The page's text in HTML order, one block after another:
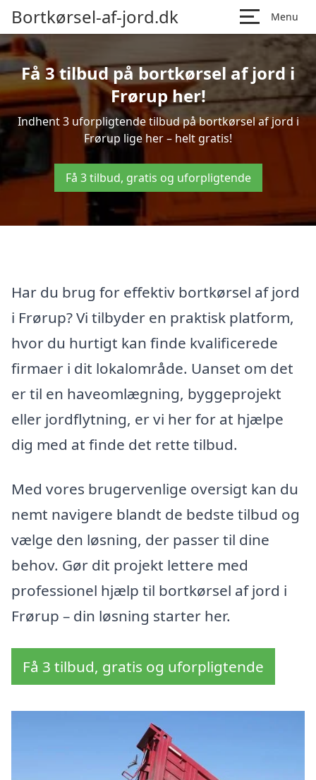
Bortkørsel-af-jord.dk Menu
Få 3 tilbud på bortkørsel af jord i
Frørup her!
Indhent 3 uforpligtende tilbud på bortkørsel af jord i
Frørup lige her – helt gratis!
Få 3 tilbud, gratis og uforpligtende
Har du brug for effektiv bortkørsel af jord
i Frørup? Vi tilbyder en praktisk platform,
hvor du hurtigt kan finde kvalificerede
firmaer i dit lokalområde. Uanset om det
er til en haveomlægning, byggeprojekt
eller jordflytning, er vi her for at hjælpe
dig med at finde det rette tilbud.
Med vores brugervenlige oversigt kan du
nemt navigere blandt de bedste tilbud og
vælge den løsning, der passer til dine
behov. Gør dit projekt lettere med
professionel hjælp til bortkørsel af jord i
Frørup – din løsning starter her.
Få 3 tilbud, gratis og uforpligtende